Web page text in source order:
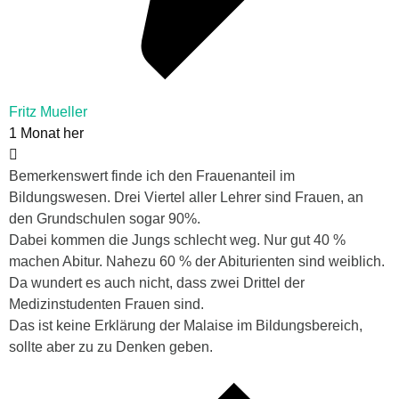
Fritz Mueller
1 Monat her
Bemerkenswert finde ich den Frauenanteil im
Bildungswesen. Drei Viertel aller Lehrer sind Frauen, an
den Grundschulen sogar 90%.
Dabei kommen die Jungs schlecht weg. Nur gut 40 %
machen Abitur. Nahezu 60 % der Abiturienten sind weiblich.
Da wundert es auch nicht, dass zwei Drittel der
Medizinstudenten Frauen sind.
Das ist keine Erklärung der Malaise im Bildungsbereich,
sollte aber zu zu Denken geben.